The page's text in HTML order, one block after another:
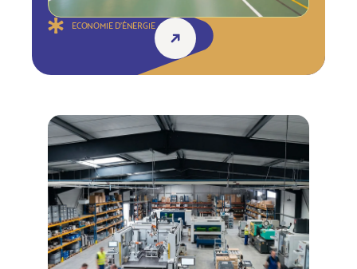
ECONOMIE D'ÉNERGIE